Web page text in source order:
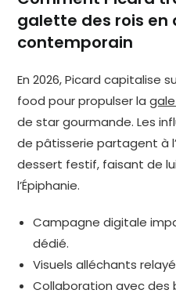
galette des rois en
contemporain
En 2026, Picard capitalise
food pour propulser la
de star gourmande. Les
de pâtisserie partagent à
dessert festif, faisant de
l’Épiphanie.
Campagne digitale
dédié.
Visuels alléchants
Collaboration avec des